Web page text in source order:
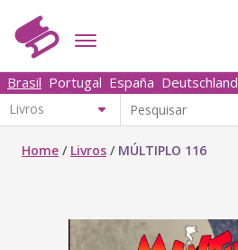
Brasil Portugal España Deutschland
Home / Livros / MÚLTIPLO 116